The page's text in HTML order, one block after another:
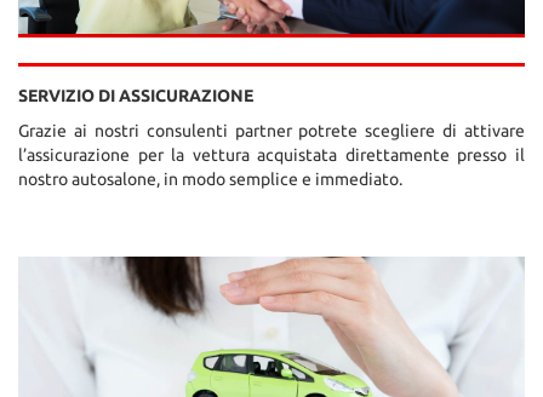
SERVIZIO DI ASSICURAZIONE
Grazie ai nostri consulenti partner potrete scegliere di attivare
l’assicurazione per la vettura acquistata direttamente presso il
nostro autosalone, in modo semplice e immediato.